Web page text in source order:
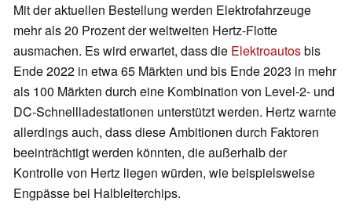
Mit der aktuellen Bestellung werden Elektrofahrzeuge
mehr als 20 Prozent der weltweiten Hertz-Flotte
ausmachen. Es wird erwartet, dass die Elektroautosbis
Ende 2022 in etwa 65 Märkten und bis Ende 2023 in mehr
als 100 Märkten durch eine Kombination von Level-2- und
DC-Schnellladestationen unterstützt werden. Hertz warnte
allerdings auch, dass diese Ambitionen durch Faktoren
beeinträchtigt werden könnten, die außerhalb der
Kontrolle von Hertz liegen würden, wie beispielsweise
Engpässe bei Halbleiterchips.